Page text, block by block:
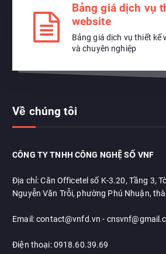
Bảng giá dịch vụ
website
Bảng giá dịch vụ thiết kế
và chuyên nghiệp
Về chúng tôi
CÔNG TY TNHH CÔNG NGHỆ SỐ VNF
Địa chỉ: Căn Officetel số K-3.20, Tầng 3,
Nguyễn Văn Trỗi, phường Phú Nhuận,
Email: contact@vnfd.vn -
Điện thoại: 0918.60.39.69